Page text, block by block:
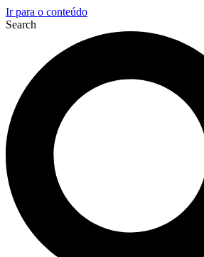
Ir para o conteúdo
Search